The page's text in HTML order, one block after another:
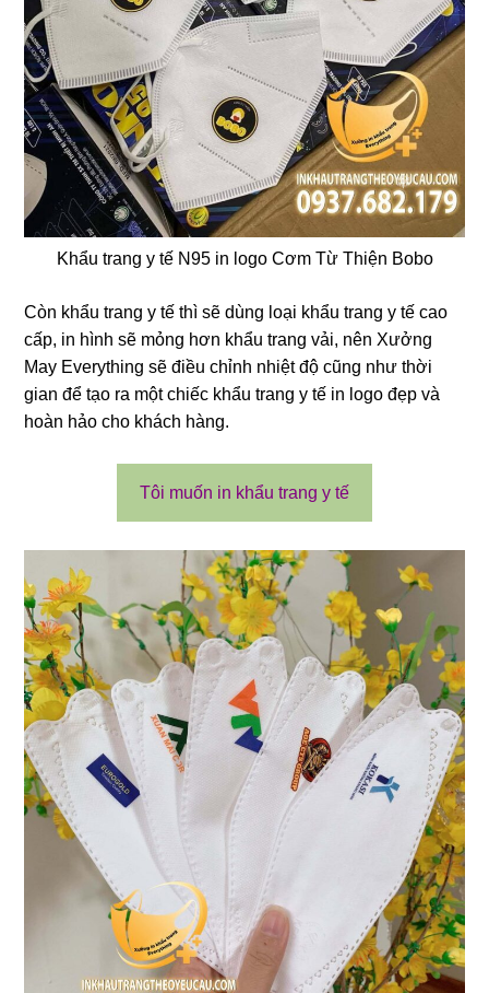
Khẩu trang y tế N95 in logo Cơm Từ Thiện Bobo
Còn khẩu trang y tế thì sẽ dùng loại khẩu trang y tế cao
cấp, in hình sẽ mỏng hơn khẩu trang vải, nên Xưởng
May Everything sẽ điều chỉnh nhiệt độ cũng như thời
gian để tạo ra một chiếc khẩu trang y tế in logo đẹp và
hoàn hảo cho khách hàng.
Tôi muốn in khẩu trang y tế
❄